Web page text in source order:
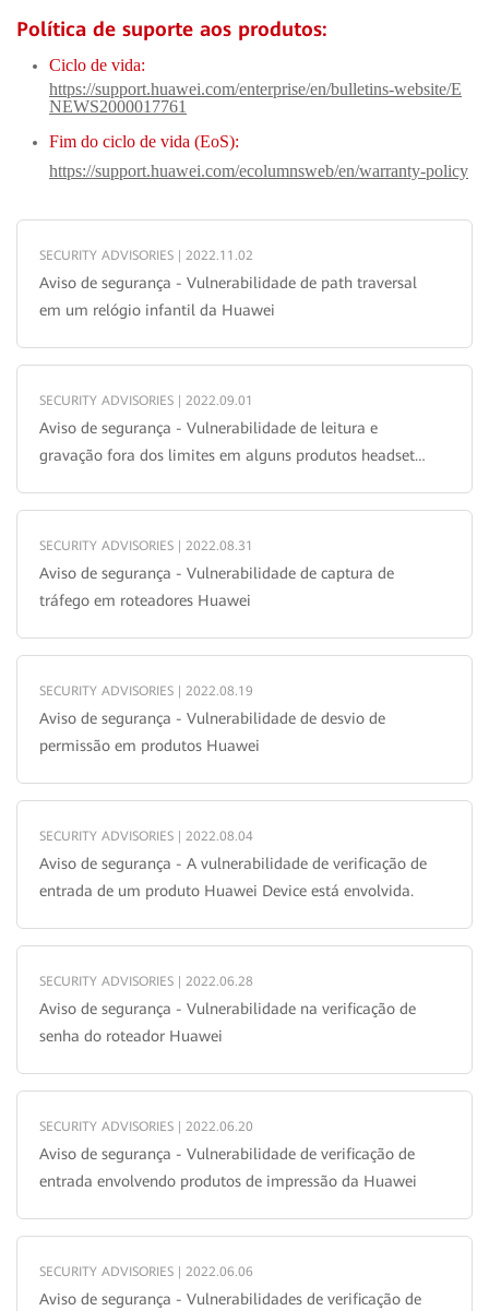
Política de suporte aos produtos:
Ciclo de vida:
https://support.huawei.com/enterprise/en/bulletins-website/E
NEWS2000017761
Fim do ciclo de vida (EoS):
https://support.huawei.com/ecolumnsweb/en/warranty-policy
SECURITY ADVISORIES | 2022.11.02
Aviso de segurança - Vulnerabilidade de path traversal
em um relógio infantil da Huawei
SECURITY ADVISORIES | 2022.09.01
Aviso de segurança - Vulnerabilidade de leitura e
gravação fora dos limites em alguns produtos headset
SECURITY ADVISORIES | 2022.08.31
Aviso de segurança - Vulnerabilidade de captura de
tráfego em roteadores Huawei
SECURITY ADVISORIES | 2022.08.19
Aviso de segurança - Vulnerabilidade de desvio de
permissão em produtos Huawei
SECURITY ADVISORIES | 2022.08.04
Aviso de segurança - A vulnerabilidade de verificação de
entrada de um produto Huawei Device está envolvida.
SECURITY ADVISORIES | 2022.06.28
Aviso de segurança - Vulnerabilidade na verificação de
senha do roteador Huawei
SECURITY ADVISORIES | 2022.06.20
Aviso de segurança - Vulnerabilidade de verificação de
entrada envolvendo produtos de impressão da Huawei
SECURITY ADVISORIES | 2022.06.06
Aviso de segurança - Vulnerabilidades de verificação de